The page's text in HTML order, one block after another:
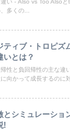
違い - Also vs Too Also
多くの...
ティブ・トロピズ
いとは？
帰性と負回帰性の主な違
向かって成長するのに
とシミュレーショ
!